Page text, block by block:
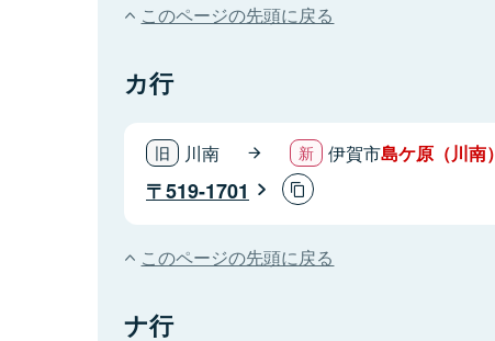
このページの先頭に戻る
カ行
川南 伊賀市島ケ原（川南）
519-1701
このページの先頭に戻る
ナ行